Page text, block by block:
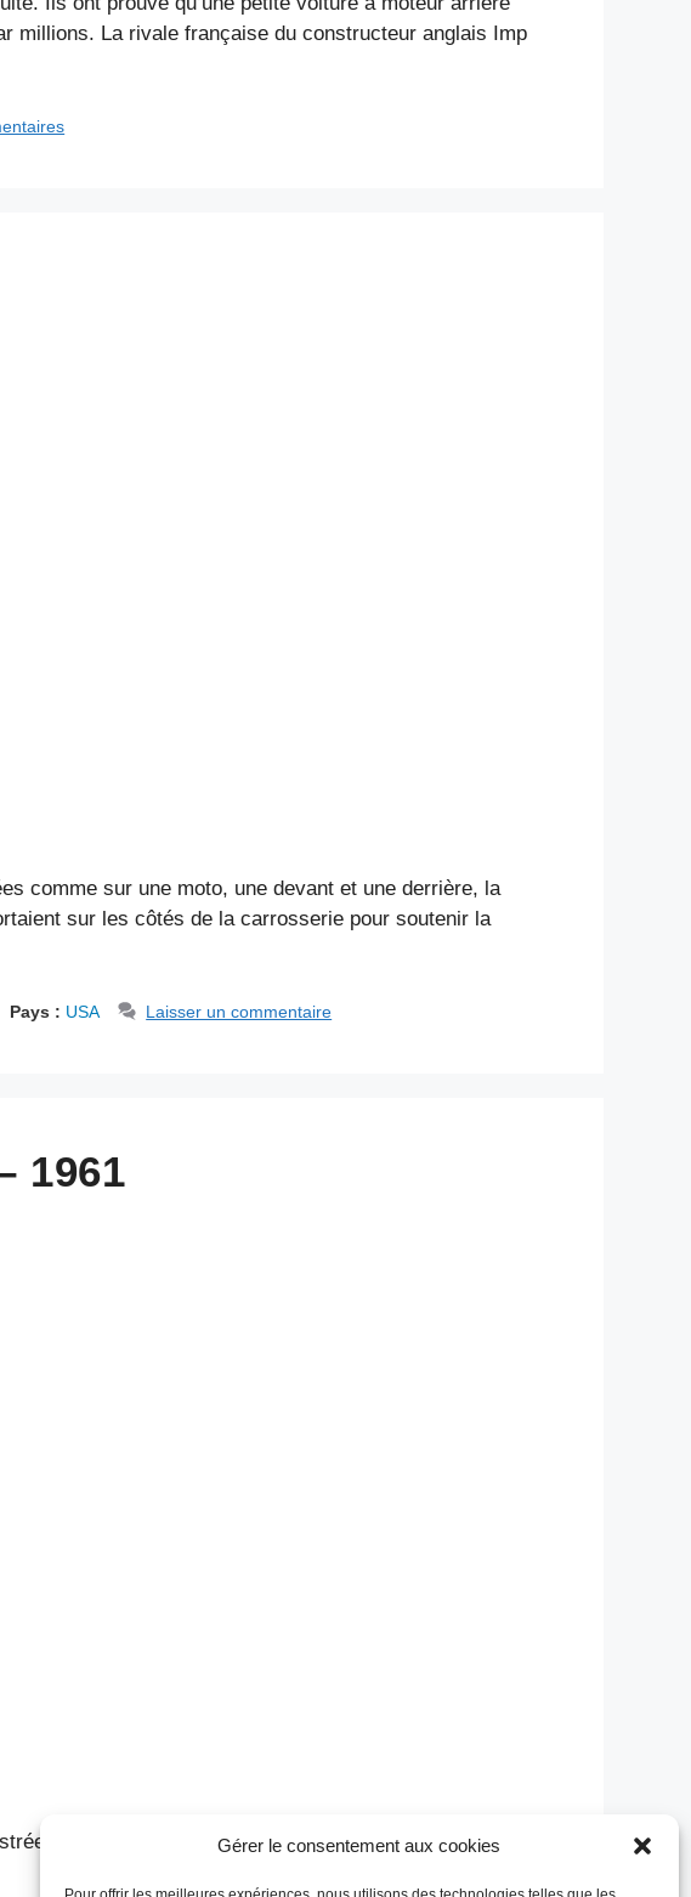
Gérer le consentement aux cookies
millions. La rivale française du constructeur anglais Imp
comme sur une moto, une devant et une derrière, la
sur les côtés de la carrosserie pour soutenir la
Pays : USA Laisser un commentaire
1961
ainsi que des plans de la Jaguar Type-E. Source